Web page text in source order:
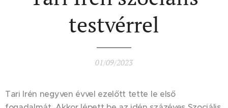
testvérrel
01/09/2023
Tari Irén negyven évvel ezelőtt tette le első